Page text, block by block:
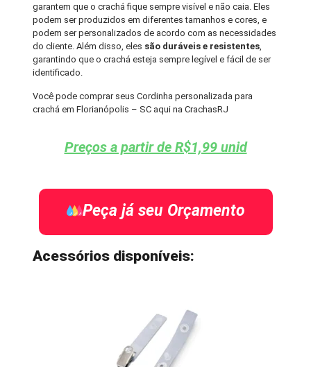
garantem que o crachá fique sempre visível e não caia. Eles
podem ser produzidos em diferentes tamanhos e cores, e
podem ser personalizados de acordo com as necessidades
do cliente. Além disso, eles são duráveis e resistentes,
garantindo que o crachá esteja sempre legível e fácil de ser
identificado.
Você pode comprar seus Cordinha personalizada para
crachá em Florianópolis – SC aqui na CrachasRJ
Preços a partir de R$1,99 unid
Peça já seu Orçamento
Acessórios disponíveis: